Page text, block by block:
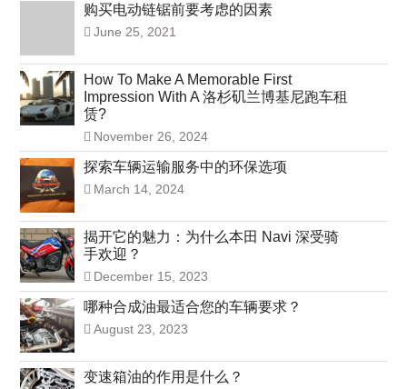
购买电动链锯前要考虑的因素
June 25, 2021
How To Make A Memorable First
Impression With A 洛杉矶兰博基尼跑车租
赁?
November 26, 2024
探索车辆运输服务中的环保选项
March 14, 2024
揭开它的魅力：为什么本田 Navi 深受骑
手欢迎？
December 15, 2023
哪种合成油最适合您的车辆要求？
August 23, 2023
变速箱油的作用是什么？